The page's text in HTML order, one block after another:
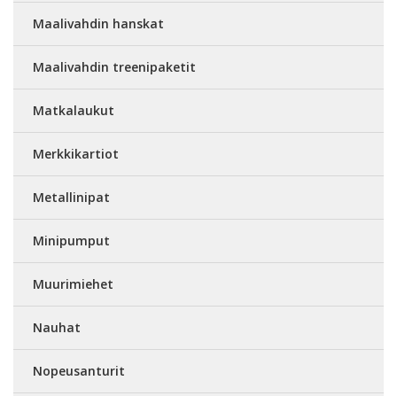
Maalivahdin hanskat
Maalivahdin treenipaketit
Matkalaukut
Merkkikartiot
Metallinipat
Minipumput
Muurimiehet
Nauhat
Nopeusanturit